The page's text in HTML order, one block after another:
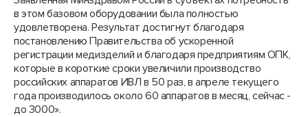
в этом базовом оборудовании была полностью
удовлетворена. Результат достигнут благодаря
постановлению Правительства об ускоренной
регистрации медизделий и благодаря предприятиям ОПК,
которые в короткие сроки увеличили производство
российских аппаратов ИВЛ в 50 раз, в апреле текущего
года производилось около 60 аппаратов в месяц, сейчас -
до 3000».